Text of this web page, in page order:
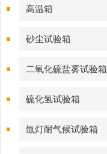
高温箱
砂尘试验箱
二氧化硫盐雾试验箱
硫化氢试验箱
氙灯耐气候试验箱